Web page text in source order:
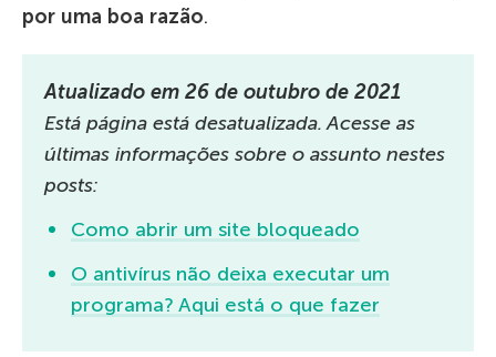
por uma boa razão.
Atualizado em 26 de outubro de 2021
Está página está desatualizada. Acesse as
últimas informações sobre o assunto nestes
posts:
Como abrir um site bloqueado
O antivírus não deixa executar um
programa? Aqui está o que fazer